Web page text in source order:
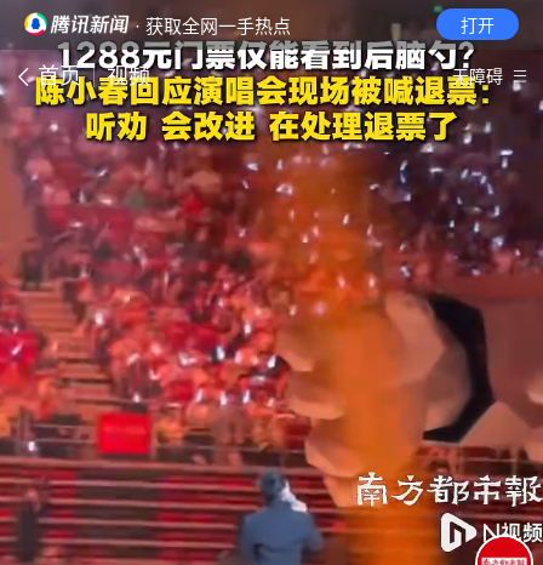
· 获取全网一手热点 打开
首页 视频 无障碍